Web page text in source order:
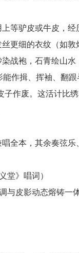
等驴皮或牛皮，经
更细的衣纹（如敦
战袍，石青绘山水
作揖、挥袖、翻跟
子作废。这活计比
全本，其余奏弦
堂》唱词）
与皮影动态熔铸